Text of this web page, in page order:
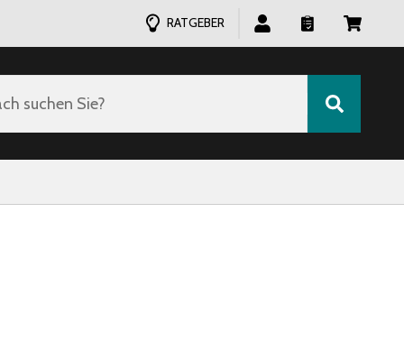
RATGEBER
suchen Sie?